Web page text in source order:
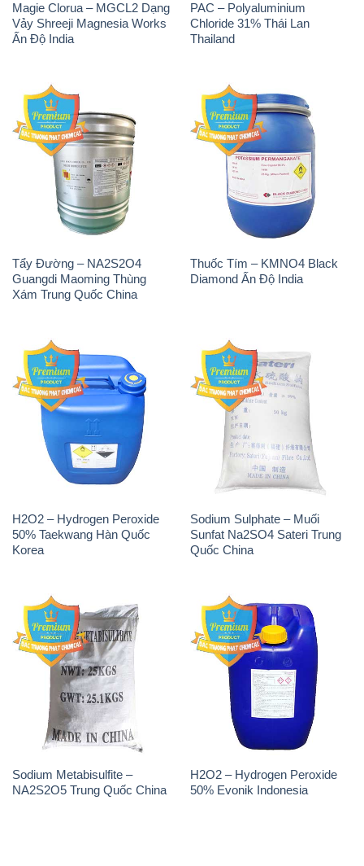
Magie Clorua – MGCL2 Dạng
Vảy Shreeji Magnesia Works
Ấn Độ India
PAC – Polyaluminium
Chloride 31% Thái Lan
Thailand
Tẩy Đường – NA2S2O4
Guangdi Maoming Thùng
Xám Trung Quốc China
Thuốc Tím – KMNO4 Black
Diamond Ấn Độ India
H2O2 – Hydrogen Peroxide
50% Taekwang Hàn Quốc
Korea
Sodium Sulphate – Muối
Sunfat Na2SO4 Sateri Trung
Quốc China
Sodium Metabisulfite –
NA2S2O5 Trung Quốc China
H2O2 – Hydrogen Peroxide
50% Evonik Indonesia